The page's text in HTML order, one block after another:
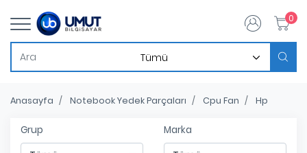
0
Anasayfa Notebook Yedek Parçaları Cpu Fan Hp
Grup Marka